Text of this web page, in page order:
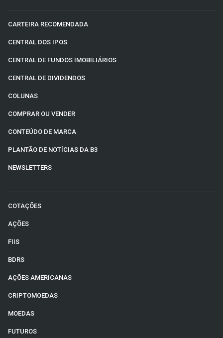
CARTEIRA RECOMENDADA
CENTRAL DOS IPOS
CENTRAL DE FUNDOS IMOBILIÁRIOS
CENTRAL DE DIVIDENDOS
COLUNAS
COMPRAR OU VENDER
CONTEÚDO DE MARCA
PLANTÃO DE NOTÍCIAS DA B3
NEWSLETTERS
COTAÇÕES
AÇÕES
FIIS
BDRS
AÇÕES AMERICANAS
CRIPTOMOEDAS
MOEDAS
FUTUROS